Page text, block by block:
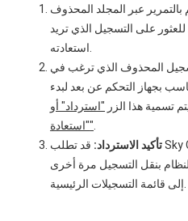
بالتمرير عبر المجلد المحذوف
على التسجيل الذي تريد
المحذوف الذي ترغب في
بجهاز التحكم عن بعد لبدء
تسمية هذا الزر "استرداد" أو
"استعادة"
تأكيد الاسترداد: قد تطلب Sky Q التأكيد قبل متابعة عملية
بنقل التسجيل مرة أخرى